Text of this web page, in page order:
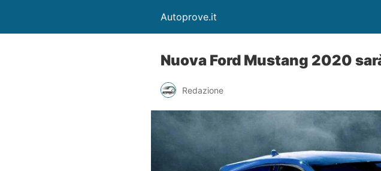
Autoprove.it
Nuova Ford Mustang 2020
Redazione